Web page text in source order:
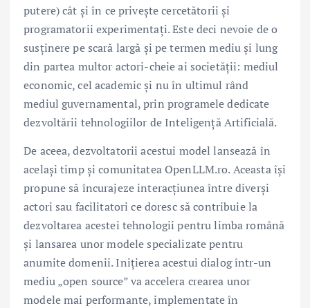
putere) cât și în ce privește cercetătorii și
programatorii experimentați. Este deci nevoie de o
susținere pe scară largă și pe termen mediu și lung
din partea multor actori-cheie ai societății: mediul
economic, cel academic și nu în ultimul rând
mediul guvernamental, prin programele dedicate
dezvoltării tehnologiilor de Inteligență Artificială.
De aceea, dezvoltatorii acestui model lansează în
același timp și comunitatea OpenLLM.ro. Aceasta își
propune să încurajeze interacțiunea între diverși
actori sau facilitatori ce doresc să contribuie la
dezvoltarea acestei tehnologii pentru limba română
și lansarea unor modele specializate pentru
anumite domenii. Inițierea acestui dialog într-un
mediu „open source” va accelera crearea unor
modele mai performante, implementate în